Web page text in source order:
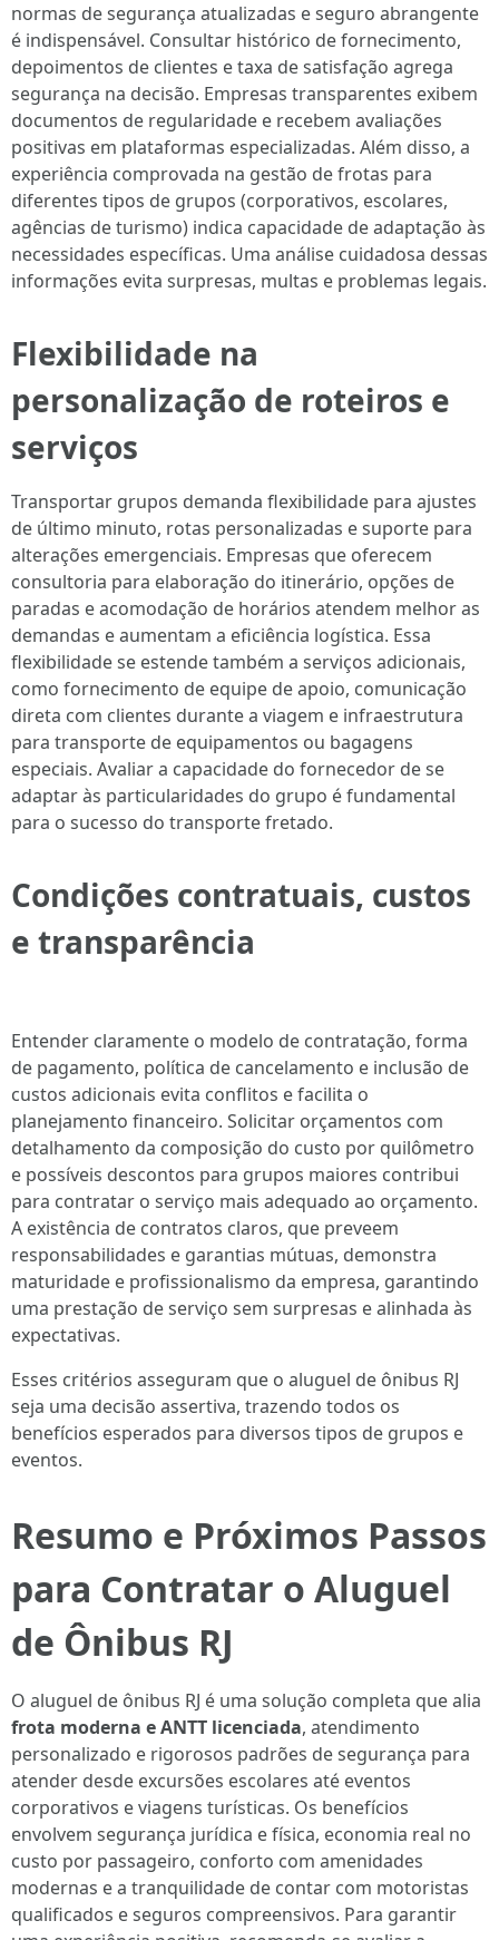
normas de segurança atualizadas e seguro abrangente
é indispensável. Consultar histórico de fornecimento,
depoimentos de clientes e taxa de satisfação agrega
segurança na decisão. Empresas transparentes exibem
documentos de regularidade e recebem avaliações
positivas em plataformas especializadas. Além disso, a
experiência comprovada na gestão de frotas para
diferentes tipos de grupos (corporativos, escolares,
agências de turismo) indica capacidade de adaptação às
necessidades específicas. Uma análise cuidadosa dessas
informações evita surpresas, multas e problemas legais.
Flexibilidade na
personalização de roteiros e
serviços
Transportar grupos demanda flexibilidade para ajustes
de último minuto, rotas personalizadas e suporte para
alterações emergenciais. Empresas que oferecem
consultoria para elaboração do itinerário, opções de
paradas e acomodação de horários atendem melhor as
demandas e aumentam a eficiência logística. Essa
flexibilidade se estende também a serviços adicionais,
como fornecimento de equipe de apoio, comunicação
direta com clientes durante a viagem e infraestrutura
para transporte de equipamentos ou bagagens
especiais. Avaliar a capacidade do fornecedor de se
adaptar às particularidades do grupo é fundamental
para o sucesso do transporte fretado.
Condições contratuais, custos
e transparência
Entender claramente o modelo de contratação, forma
de pagamento, política de cancelamento e inclusão de
custos adicionais evita conflitos e facilita o
planejamento financeiro. Solicitar orçamentos com
detalhamento da composição do custo por quilômetro
e possíveis descontos para grupos maiores contribui
para contratar o serviço mais adequado ao orçamento.
A existência de contratos claros, que preveem
responsabilidades e garantias mútuas, demonstra
maturidade e profissionalismo da empresa, garantindo
uma prestação de serviço sem surpresas e alinhada às
expectativas.
Esses critérios asseguram que o aluguel de ônibus RJ
seja uma decisão assertiva, trazendo todos os
benefícios esperados para diversos tipos de grupos e
eventos.
Resumo e Próximos Passos
para Contratar o Aluguel
de Ônibus RJ
O aluguel de ônibus RJ é uma solução completa que alia
frota moderna e ANTT licenciada, atendimento
personalizado e rigorosos padrões de segurança para
atender desde excursões escolares até eventos
corporativos e viagens turísticas. Os benefícios
envolvem segurança jurídica e física, economia real no
custo por passageiro, conforto com amenidades
modernas e a tranquilidade de contar com motoristas
qualificados e seguros compreensivos. Para garantir